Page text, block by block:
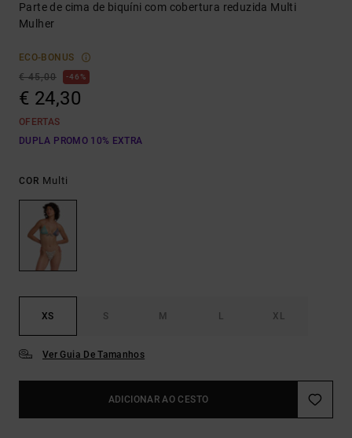
Parte de cima de biquíni com cobertura reduzida Multi
Mulher
ECO-BONUS
€ 45,00
46%
€ 24,30
OFERTAS
DUPLA PROMO 10% EXTRA
COR Multi
XS S M L XL
Ver Guia De Tamanhos
ADICIONAR AO CESTO